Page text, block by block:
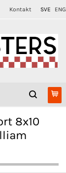
Kontakt SVE ENG
8x10